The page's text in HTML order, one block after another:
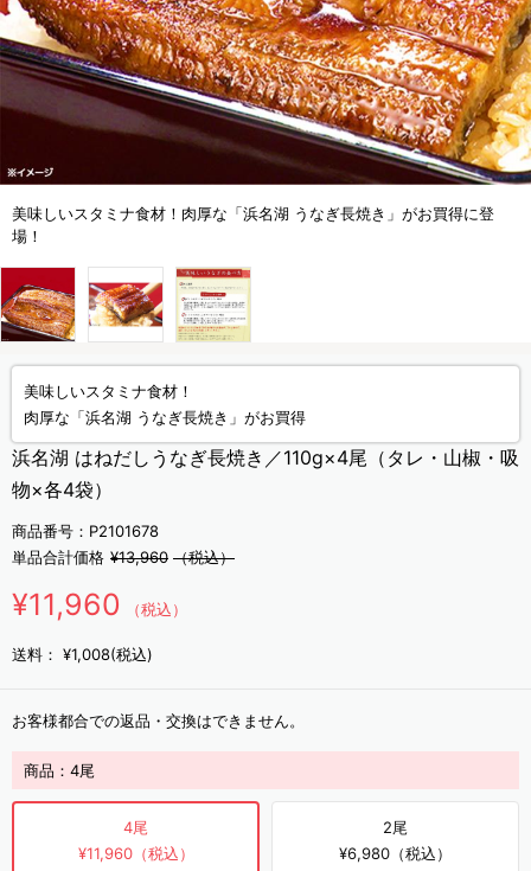
美味しいスタミナ食材！肉厚な「浜名湖 うなぎ長焼き」がお買得に登
場！
美味しいスタミナ食材！
肉厚な「浜名湖 うなぎ長焼き」がお買得
浜名湖 はねだしうなぎ長焼き／110g×4尾（タレ・山椒・吸
物×各4袋）
商品番号：P2101678
単品合計価格 ¥13,960 （税込）
¥11,960 （税込）
送料： ¥1,008(税込)
お客様都合での返品・交換はできません。
商品： 4尾
4尾
¥11,960（税込）
2尾
¥6,980（税込）